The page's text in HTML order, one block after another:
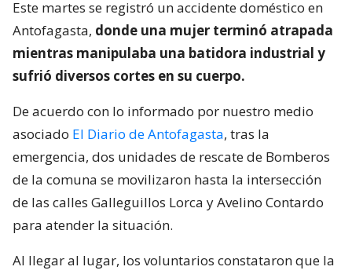
Este martes se registró un accidente doméstico en
Antofagasta, donde una mujer terminó atrapada
mientras manipulaba una batidora industrial y
sufrió diversos cortes en su cuerpo.
De acuerdo con lo informado por nuestro medio
asociado El Diario de Antofagasta, tras la
emergencia, dos unidades de rescate de Bomberos
de la comuna se movilizaron hasta la intersección
de las calles Galleguillos Lorca y Avelino Contardo
para atender la situación.
Al llegar al lugar, los voluntarios constataron que la